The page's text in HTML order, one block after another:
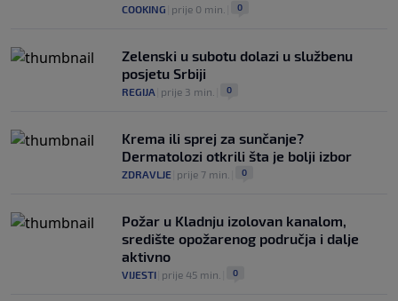
COOKING prije 0 min. 0
Zelenski u subotu dolazi u službenu
posjetu Srbiji
REGIJA prije 3 min. 0
Krema ili sprej za sunčanje?
Dermatolozi otkrili šta je bolji izbor
ZDRAVLJE prije 7 min. 0
Požar u Kladnju izolovan kanalom,
središte opožarenog područja i dalje
aktivno
VIJESTI prije 45 min. 0